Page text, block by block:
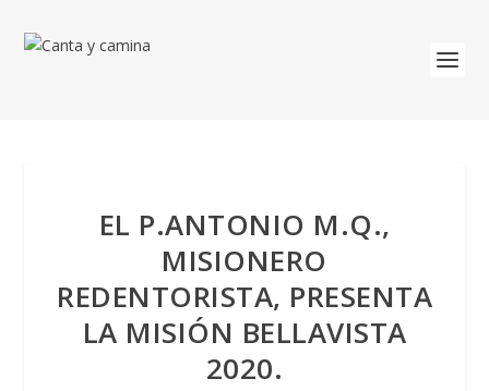
EL P.ANTONIO M.Q.,
MISIONERO
REDENTORISTA, PRESENTA
LA MISIÓN BELLAVISTA
2020.